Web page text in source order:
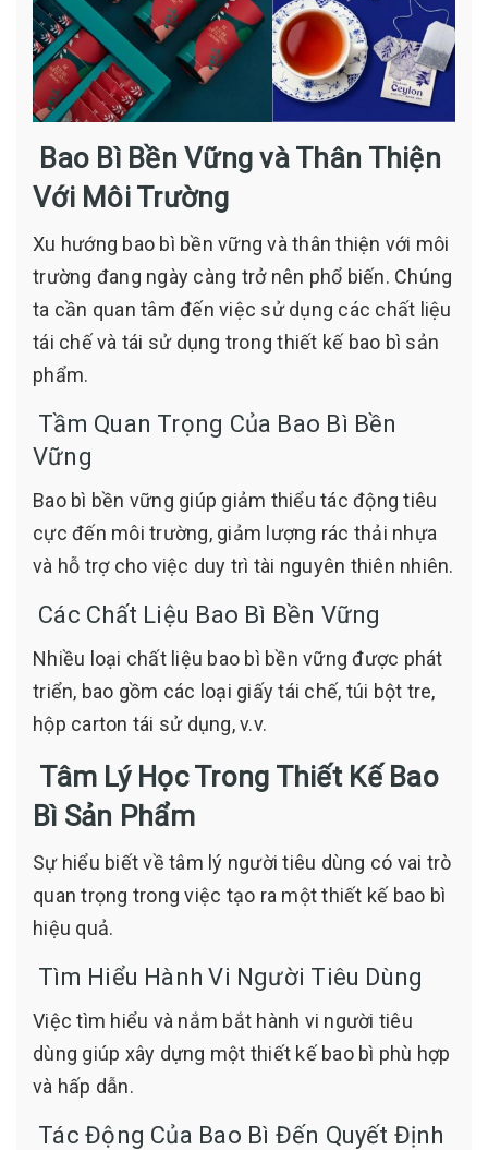
Bao Bì Bền Vững và Thân Thiện
Với Môi Trường
Xu hướng bao bì bền vững và thân thiện với môi
trường đang ngày càng trở nên phổ biến. Chúng
ta cần quan tâm đến việc sử dụng các chất liệu
tái chế và tái sử dụng trong thiết kế bao bì sản
phẩm.
Tầm Quan Trọng Của Bao Bì Bền
Vững
Bao bì bền vững giúp giảm thiểu tác động tiêu
cực đến môi trường, giảm lượng rác thải nhựa
và hỗ trợ cho việc duy trì tài nguyên thiên nhiên.
Các Chất Liệu Bao Bì Bền Vững
Nhiều loại chất liệu bao bì bền vững được phát
triển, bao gồm các loại giấy tái chế, túi bột tre,
hộp carton tái sử dụng, v.v.
Tâm Lý Học Trong Thiết Kế Bao
Bì Sản Phẩm
Sự hiểu biết về tâm lý người tiêu dùng có vai trò
quan trọng trong việc tạo ra một thiết kế bao bì
hiệu quả.
Tìm Hiểu Hành Vi Người Tiêu Dùng
Việc tìm hiểu và nắm bắt hành vi người tiêu
dùng giúp xây dựng một thiết kế bao bì phù hợp
và hấp dẫn.
Tác Động Của Bao Bì Đến Quyết Định